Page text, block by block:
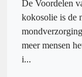
De Voordelen
kokosolie is de
meer mensen
i...